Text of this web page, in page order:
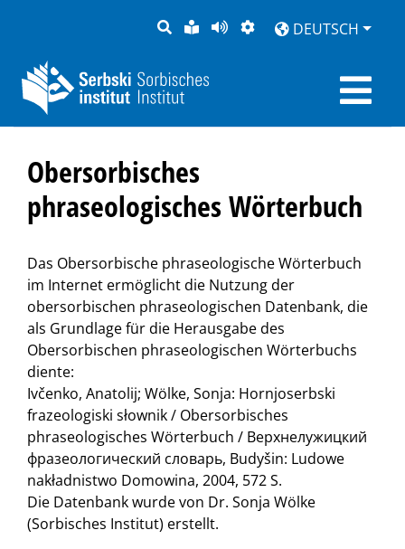
SUCHELEICHTE
SPRACHE
SEITEDARSTELLUNG
DEUTSCH
Obersorbisches
phraseologisches Wörterbuch
Das Obersorbische phraseologische Wörterbuch
im Internet ermöglicht die Nutzung der
obersorbischen phraseologischen Datenbank, die
als Grundlage für die Herausgabe des
Obersorbischen phraseologischen Wörterbuchs
diente:
Ivčenko, Anatolij; Wölke, Sonja: Hornjoserbski
frazeologiski słownik / Obersorbisches
phraseologisches Wörterbuch / Верхнелужицкий
фразеологический словарь, Budyšin: Ludowe
nakładnistwo Domowina, 2004, 572 S.
Die Datenbank wurde von Dr. Sonja Wölke
(Sorbisches Institut) erstellt.